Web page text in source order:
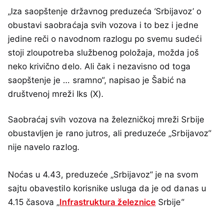
„Iza saopštenje državnog preduzeća ‘Srbijavoz’ o
obustavi saobraćaja svih vozova i to bez i jedne
jedine reči o navodnom razlogu po svemu sudeći
stoji zloupotreba službenog položaja, možda još
neko krivično delo. Ali čak i nezavisno od toga
saopštenje je … sramno“, napisao je Šabić na
društvenoj mreži Iks (X).
Saobraćaj svih vozova na železničkoj mreži Srbije
obustavljen je rano jutros, ali preduzeće „Srbijavoz“
nije navelo razlog.
Noćas u 4.43, preduzeće „Srbijavoz“ je na svom
sajtu obavestilo korisnike usluga da je od danas u
4.15 časova „Infrastruktura železnice Srbije“